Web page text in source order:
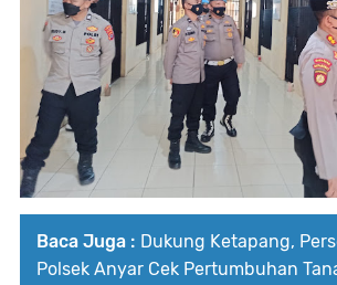
Baca Juga : Dukung Ketapang,
Polsek Anyar Cek Pertumbuhan